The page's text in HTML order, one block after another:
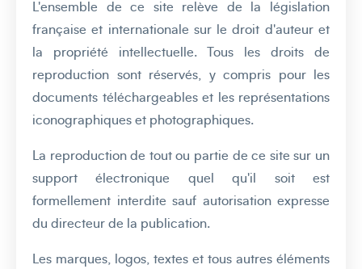
L'ensemble de ce site relève de la législation
française et internationale sur le droit d'auteur et
la propriété intellectuelle. Tous les droits de
reproduction sont réservés, y compris pour les
documents téléchargeables et les représentations
iconographiques et photographiques.
La reproduction de tout ou partie de ce site sur un
support électronique quel qu'il soit est
formellement interdite sauf autorisation expresse
du directeur de la publication.
Les marques, logos, textes et tous autres éléments